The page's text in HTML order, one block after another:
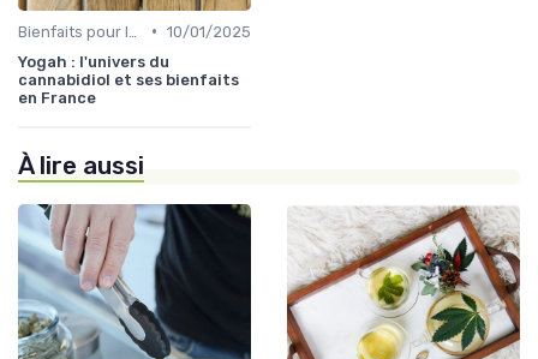
• 10/01/2025
Yogah : l'univers du
cannabidiol et ses bienfaits
en France
À lire aussi